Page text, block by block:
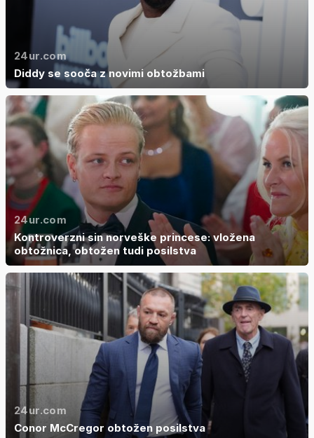
24ur.com
Diddy se sooča z novimi obtožbami
24ur.com
Kontroverzni sin norveške princese: vložena
obtožnica, obtožen tudi posilstva
24ur.com
Conor McCregor obtožen posilstva